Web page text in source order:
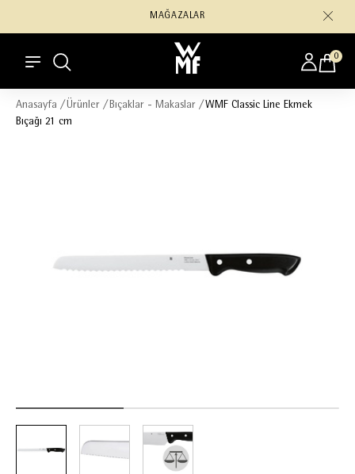
MAĞAZALAR
0
Anasayfa / Ürünler / Bıçaklar - Makaslar / WMF Classic Line Ekmek
Bıçağı 21 cm